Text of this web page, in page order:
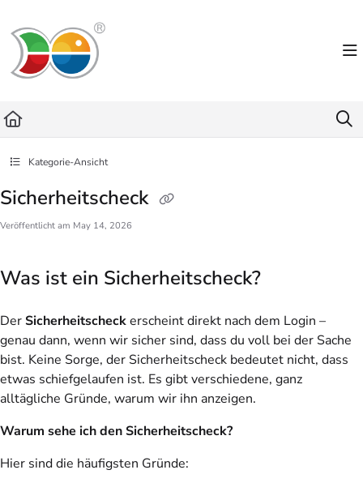
Fetch the complete documentation index at:
Use this file to discover all available pages before exploring further.
Kategorie-Ansicht
Sicherheitscheck
Veröffentlicht am May 14, 2026
Was ist ein Sicherheitscheck?
DerSicherheitscheckerscheint direkt nach dem Login –
genau dann, wenn wir sicher sind, dass du voll bei der Sache
bist. Keine Sorge, der Sicherheitscheck bedeutet nicht, dass
etwas schiefgelaufen ist. Es gibt verschiedene, ganz
alltägliche Gründe, warum wir ihn anzeigen.
Warum sehe ich den Sicherheitscheck?
Hier sind die häufigsten Gründe: